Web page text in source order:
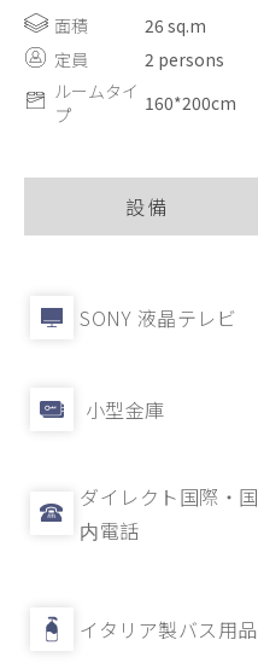
面積
26 sq.m
定員
2 persons
ルームタイ
プ
160*200cm
設備
SONY 液晶テレビ
小型金庫
ダイレクト国際・国
内電話
イタリア製バス用品